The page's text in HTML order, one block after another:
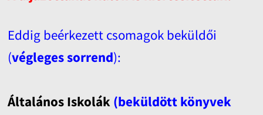
Eddig beérkezett csomagok beküldői
(végleges sorrend):
Általános Iskolák (beküldött könyvek